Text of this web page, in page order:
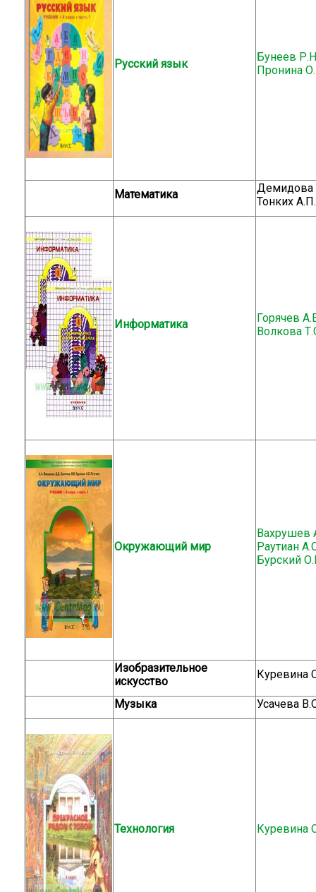
Русский язык
Бунеев
Пронина
Математика
Демидова
Тонких А.П.
Информатика
Горячев
Волкова
Окружающий мир
Вахрушев
Раутиан
Бурский
Изобразительное
искусство
Куревина
Музыка Усачева
Технология Куревина